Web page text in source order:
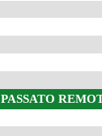
PASSATO